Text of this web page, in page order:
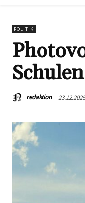
POLITIK
redaktion 23.12.2025